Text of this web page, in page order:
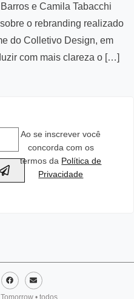
e Camila Tabacchi
o rebranding realizado
do Colletivo Design, em
com mais clareza o […]
Ao se inscrever você
concorda com os
termos da Política de
Privacidade